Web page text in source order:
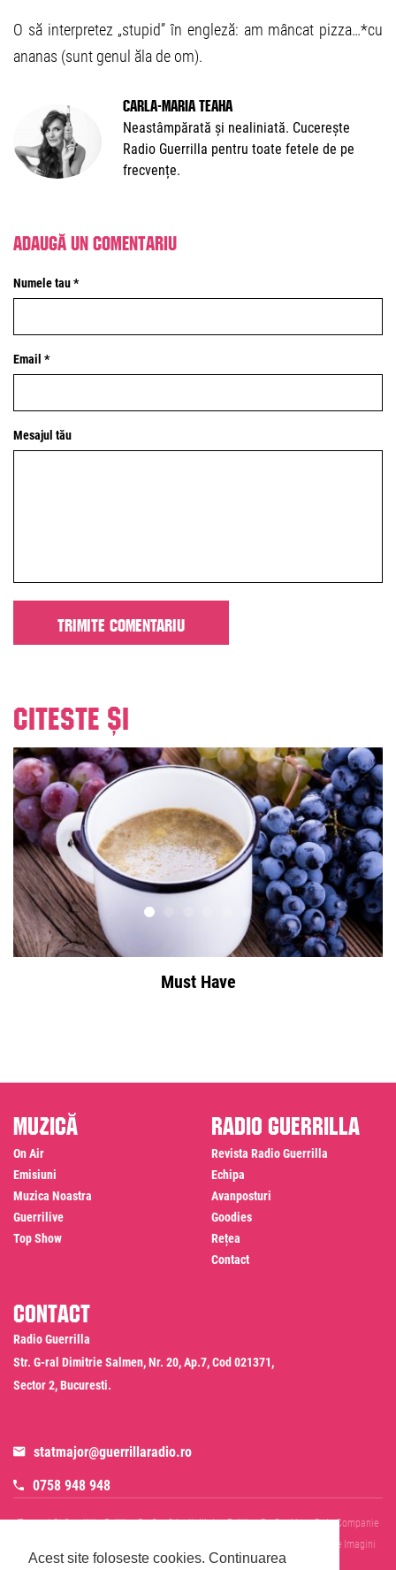
Acest site foloseste cookies. Continuarea
O să interpretez „stupid” în engleză: am mâncat pizza…*cu
ananas (sunt genul ăla de om).
Carla-Maria Teaha
Neastâmpărată și nealiniată. Cucerește
Radio Guerrilla pentru toate fetele de pe
frecvențe.
Adaugă un comentariu
Numele tau *
Email *
Mesajul tău
Citeste și
Must Have
Muzică
On Air
Emisiuni
Muzica Noastra
Guerrilive
Top Show
Radio Guerrilla
Revista Radio Guerrilla
Echipa
Avanposturi
Goodies
Rețea
Contact
Contact
Radio Guerrilla
Str. G-ral Dimitrie Salmen, Nr. 20, Ap.7, Cod 021371,
Sector 2, Bucuresti.
statmajor@guerrillaradio.ro
0758 948 948
Termeni Si Conditii Politica De Confidentialitate Politica De Cookies
Date Companie
Informare Prelucrare Imagini
Evenimente
Cod Deontologic